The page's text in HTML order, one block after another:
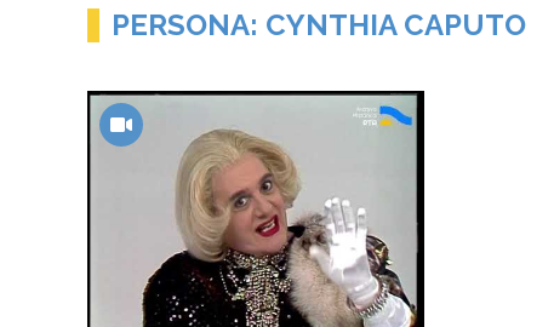
PERSONA: CYNTHIA CAPUTO